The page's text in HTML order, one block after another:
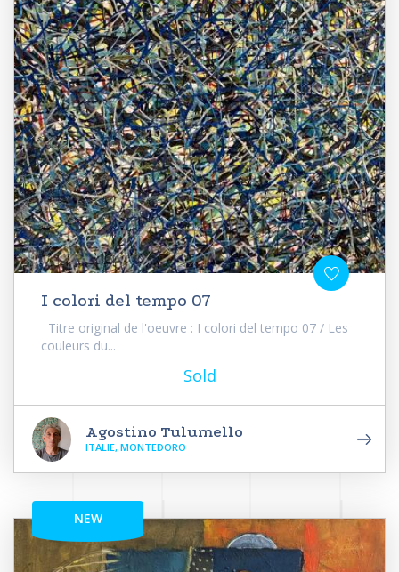
I colori del tempo 07
Titre original de l'oeuvre : I colori del tempo 07 / Les
couleurs du...
Sold
Agostino Tulumello
ITALIE, MONTEDORO
NEW